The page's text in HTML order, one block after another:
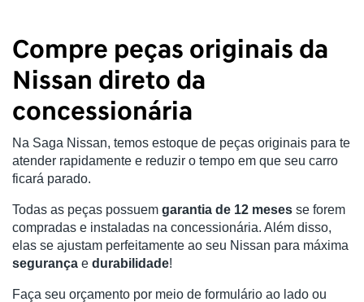
Compre peças originais da
Nissan direto da
concessionária
Na Saga Nissan, temos estoque de peças originais para te
atender rapidamente e reduzir o tempo em que seu carro
ficará parado.
Todas as peças possuem garantia de 12 meses se forem
compradas e instaladas na concessionária. Além disso,
segurança e durabilidade!
Faça seu orçamento por meio de formulário ao lado ou